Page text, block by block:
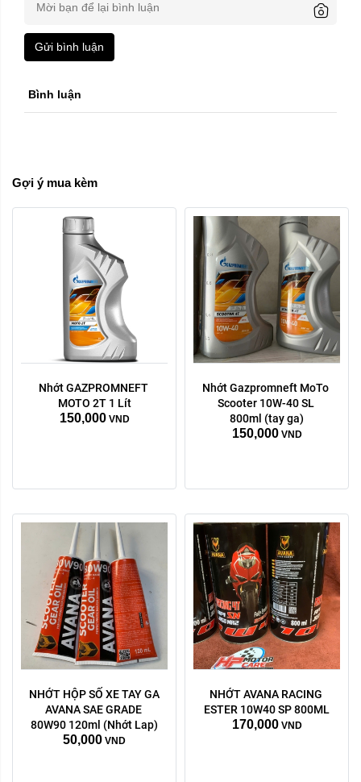
Gửi bình luận
Bình luận
Gợi ý mua kèm
Nhớt GAZPROMNEFT
MOTO 2T 1 Lít
150,000 VND
Nhớt Gazpromneft MoTo
Scooter 10W-40 SL
800ml (tay ga)
150,000 VND
NHỚT HỘP SỐ XE TAY GA
AVANA SAE GRADE
80W90 120ml (Nhớt Lap)
50,000 VND
NHỚT AVANA RACING
ESTER 10W40 SP 800ML
170,000 VND